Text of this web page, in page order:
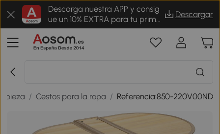
Descarga nuestra APP y consig
ue un 10% EXTRA para tu prime
r pedido
Descargar
/ Cestos para la ropa / Referencia:850-220V00ND